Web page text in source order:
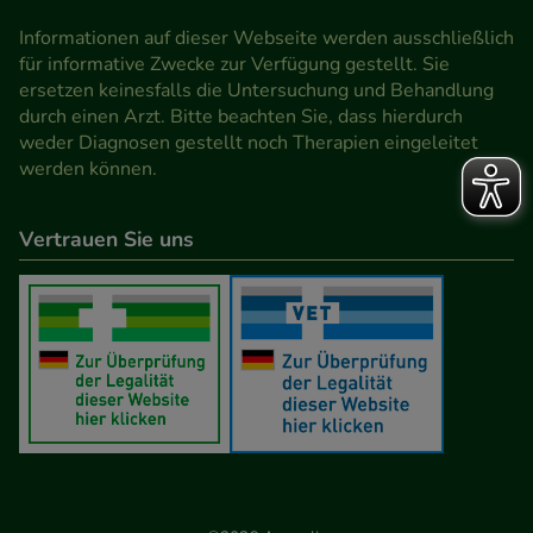
Werbung auf Drittseiten möglichst relevant für Sie
zu gestalten. Bitte beachten Sie, dass Daten hierfür
teilweise an Dritte wie z.B. Google oder soziale
Medien übertragen werden.
Informationen auf dieser Webseite werden ausschließlich
für informative Zwecke zur Verfügung gestellt. Sie
ersetzen keinesfalls die Untersuchung und Behandlung
durch einen Arzt. Bitte beachten Sie, dass hierdurch
weder Diagnosen gestellt noch Therapien eingeleitet
werden können.
Vertrauen Sie uns